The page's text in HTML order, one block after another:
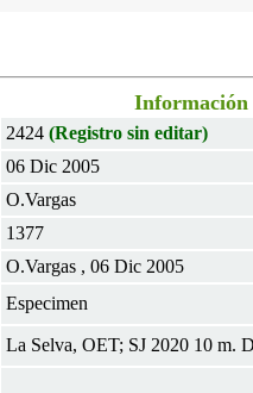
Información
2424 (Registro sin editar)
06 Dic 2005
O.Vargas
1377
O.Vargas , 06 Dic 2005
Especimen
La Selva, OET; SJ 2020 10 m.